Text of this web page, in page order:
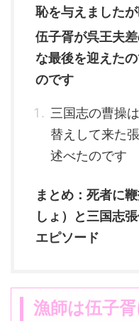
恥を与えました
伍子胥が呉王夫
な最後を迎えた
のです
三国志の曹操
替えして来た
述べたのです
まとめ：死者に
しょ）と三国志
エピソード
漁師は伍子